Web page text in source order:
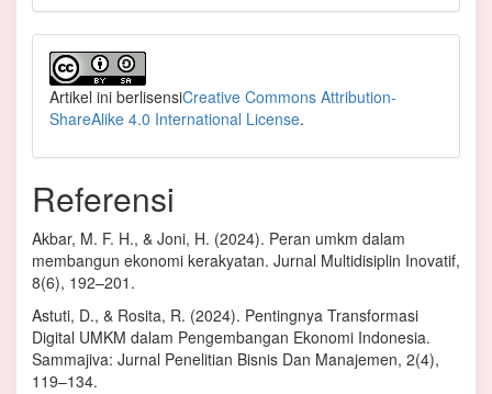
Artikel ini berlisensiCreative Commons Attribution-
ShareAlike 4.0 International License.
Referensi
Akbar, M. F. H., & Joni, H. (2024). Peran umkm dalam
membangun ekonomi kerakyatan. Jurnal Multidisiplin Inovatif,
8(6), 192–201.
Astuti, D., & Rosita, R. (2024). Pentingnya Transformasi
Digital UMKM dalam Pengembangan Ekonomi Indonesia.
Sammajiva: Jurnal Penelitian Bisnis Dan Manajemen, 2(4),
119–134.